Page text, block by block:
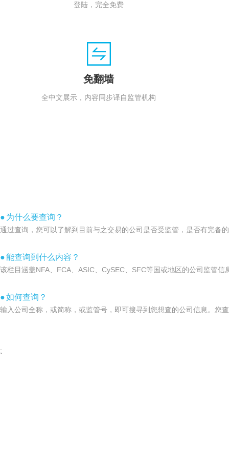
登陆，完全免费
免翻墙
全中文展示，内容同步译自监管机构
● 为什么要查询？
通过查询，您可以了解到目前与之交易的公司是否受监管，是否有完备
●能查询到什么内容？
该栏目涵盖NFA、FCA、ASIC、CySEC、SFC等国或地区的公司监管
●如何查询？
输入公司全称，或简称，或监管号，即可搜寻到您想查的公司信息。您
;